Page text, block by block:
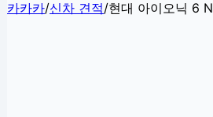
카카카/신차 견적/현대 아이오닉 6 N